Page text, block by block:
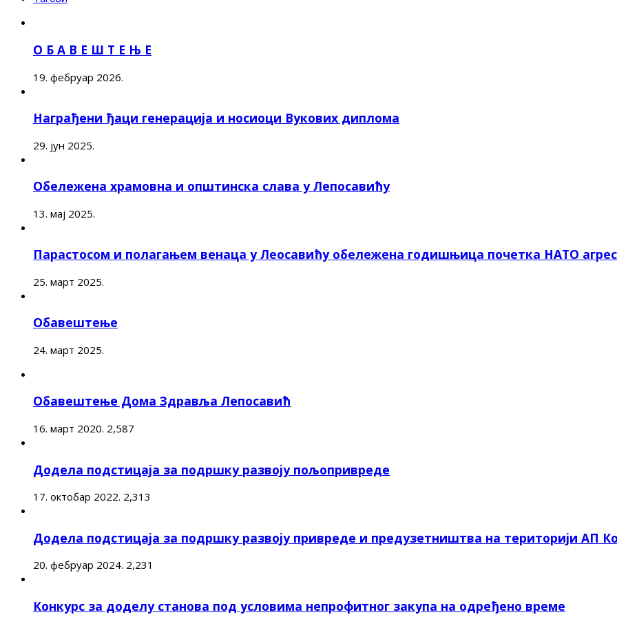
О Б А В Е Ш Т Е Њ Е
19. фебруар 2026.
Награђени ђаци генерација и носиоци Вукових диплома
29. јун 2025.
Обележена храмовна и општинска слава у Лепосавићу
13. мај 2025.
Парастосом и полагањем венаца у Леосавићу обележена годишњица почетка НАТО
25. март 2025.
Обавештење
24. март 2025.
Обавештење Дома Здравља Лепосавић
16. март 2020. 2,587
Додела подстицаја за подршку развоју пољопривреде
17. октобар 2022. 2,313
Додела подстицаја за подршку развоју привреде и предузетништва на територији АП
20. фебруар 2024. 2,231
Конкурс за доделу станова под условима непрофитног закупа на одређено време